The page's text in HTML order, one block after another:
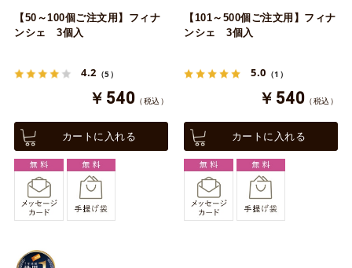
【50～100個ご注文用】フィナ
ンシェ 3個入
4.2 （5）
￥540 （税込）
カートに入れる
【101～500個ご注文用】フィナ
ンシェ 3個入
5.0 （1）
￥540 （税込）
カートに入れる